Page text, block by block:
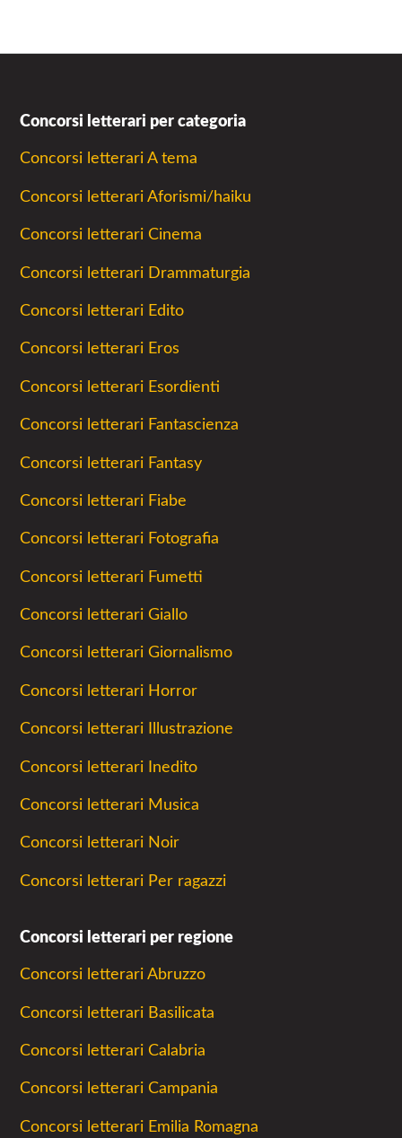
Concorsi letterari per categoria
Concorsi letterari A tema
Concorsi letterari Aforismi/haiku
Concorsi letterari Cinema
Concorsi letterari Drammaturgia
Concorsi letterari Edito
Concorsi letterari Eros
Concorsi letterari Esordienti
Concorsi letterari Fantascienza
Concorsi letterari Fantasy
Concorsi letterari Fiabe
Concorsi letterari Fotografia
Concorsi letterari Fumetti
Concorsi letterari Giallo
Concorsi letterari Giornalismo
Concorsi letterari Horror
Concorsi letterari Illustrazione
Concorsi letterari Inedito
Concorsi letterari Musica
Concorsi letterari Noir
Concorsi letterari Per ragazzi
Concorsi letterari per regione
Concorsi letterari Abruzzo
Concorsi letterari Basilicata
Concorsi letterari Calabria
Concorsi letterari Campania
Concorsi letterari Emilia Romagna